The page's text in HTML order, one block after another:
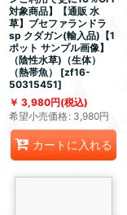
対象商品】【通販 水
草】ブセファランドラ
sp クダガン(輸入品)【1
ポット サンプル画像】
（陰性水草)（生体）
（熱帯魚）
[zf16-
50315451]
3,980円(税込)
希望小売価格: 3,980円
カートに入れる